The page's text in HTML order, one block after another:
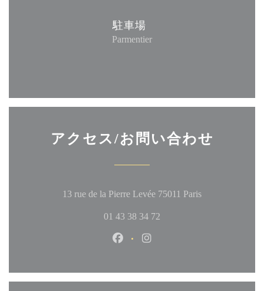
駐車場
Parmentier
アクセス/お問い合わせ
13 rue de la Pierre Levée 75011 Paris((新しいウィ
01 43 38 34 72
Facebook ((新しいウィンドウ